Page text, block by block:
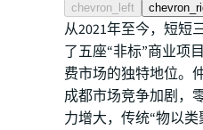
chevron_left
从2021年至今，短短
了五座“非标”商业项
费市场的独特地位。
成都市场竞争加剧，
力增大，传统“物以